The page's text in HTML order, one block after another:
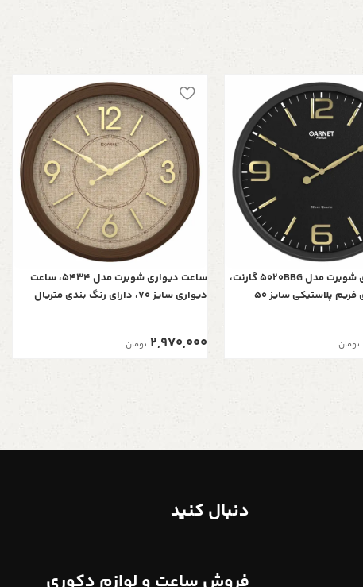
ساعت دیواری شوبرت مدل 5020BBG گارنت،
ساعت دیواری فریم پلاستیکی سایز 50
تومان
ساعت دیواری شوبرت مدل 5434، ساعت
دیواری سایز 70، دارای رنگ بندی متریال
2,970,000 تومان
دنبال کنید